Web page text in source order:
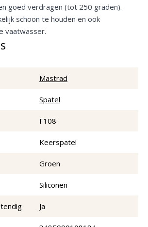
goed verdragen (tot 250 graden).
schoon te houden en ook
vaatwasser.
Mastrad
Spatel
F108
Keerspatel
Groen
Siliconen
Ja